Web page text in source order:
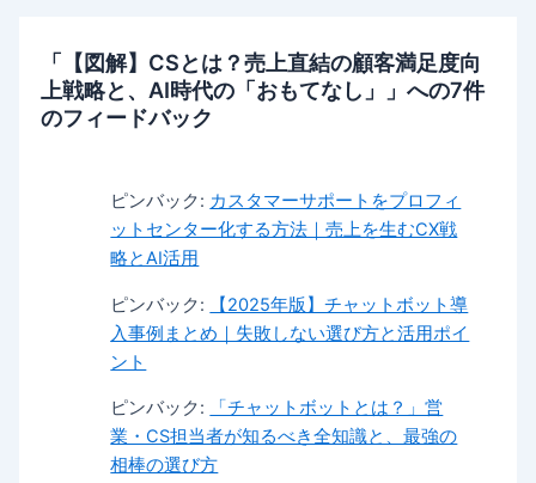
「【図解】CSとは？売上直結の顧客満足度向
上戦略と、AI時代の「おもてなし」」への7件
のフィードバック
ピンバック: カスタマーサポートをプロフィ
ットセンター化する方法｜売上を生むCX戦
略とAI活用
ピンバック:
【2025年版】チャットボット導
入事例まとめ｜失敗しない選び方と活用ポイ
ント
ピンバック:
「チャットボットとは？」営
業・CS担当者が知るべき全知識と、最強の
相棒の選び方